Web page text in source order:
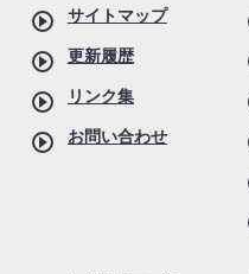
サイトマップ
更新履歴
リンク集
お問い合わせ